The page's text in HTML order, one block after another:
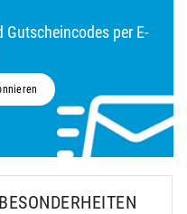
Gutscheincodes per E-